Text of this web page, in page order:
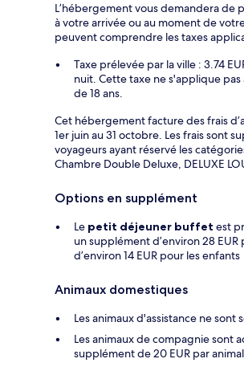
L’hébergement vous demandera de
à votre arrivée ou au moment de
peuvent comprendre les taxes
Taxe prélevée par la ville : 3.74
nuit. Cette taxe ne s'applique
de 18 ans.
Cet hébergement facture des frais
1er juin au 31 octobre. Les frais sont
voyageurs ayant réservé les
Chambre Double Deluxe, DELUXE
Options en supplément
Le petit déjeuner buffet est
un supplément d’environ 28
d’environ 14 EUR pour les enfants
Animaux domestiques
Les animaux d'assistance ne sont
Les animaux de compagnie sont
supplément de 20 EUR par